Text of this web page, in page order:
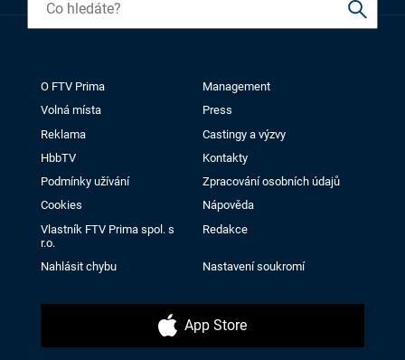
O FTV Prima
Management
Volná místa
Press
Reklama
Castingy a výzvy
HbbTV
Kontakty
Podmínky užívání
Zpracování osobních údajů
Cookies
Nápověda
Vlastník FTV Prima spol. s
r.o.
Redakce
Nahlásit chybu Nastavení soukromí
App Store